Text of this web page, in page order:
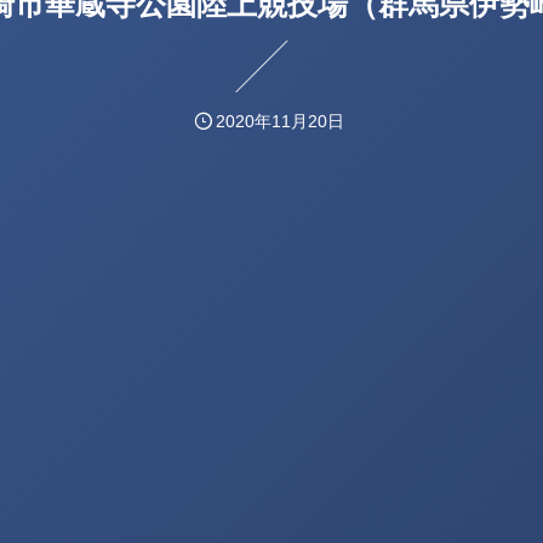
2020年11月20日